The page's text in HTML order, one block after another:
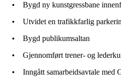
• Bygd ny kunstgressbane
• Utvidet en trafikkfarlig
• Bygd publikumsaltan
• Gjennomført trener- og
• Inngått samarbeidsavtale med